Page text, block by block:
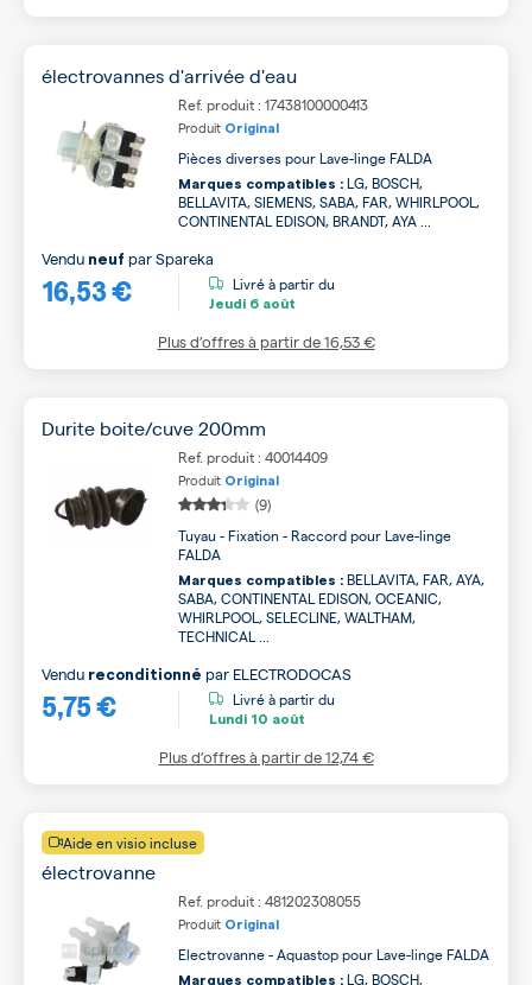
électrovannes d'arrivée d'eau
Ref. produit : 17438100000413
Produit Original
Pièces diverses pour Lave-linge FALDA
Marques compatibles : LG, BOSCH,
BELLAVITA, SIEMENS, SABA, FAR, WHIRLPOOL,
CONTINENTAL EDISON, BRANDT, AYA ...
16,53 €
Vendu neuf parSpareka
Livré à partir du
Jeudi 6 août
Plus d’offres à partir de16,53 €
Durite boite/cuve 200mm
Ref. produit : 40014409
Produit Original
(9)
Tuyau - Fixation - Raccord pour Lave-linge
FALDA
Marques compatibles : BELLAVITA, FAR, AYA,
SABA, CONTINENTAL EDISON, OCEANIC,
WHIRLPOOL, SELECLINE, WALTHAM,
TECHNICAL ...
5,75 €
Vendu reconditionné par ELECTRODOCAS
Livré à partir du
Lundi 10 août
Plus d’offres à partir de12,74 €
Aide en visio incluse
électrovanne
Ref. produit : 481202308055
Produit Original
Electrovanne - Aquastop pour Lave-linge FALDA
Marques compatibles : LG, BOSCH,